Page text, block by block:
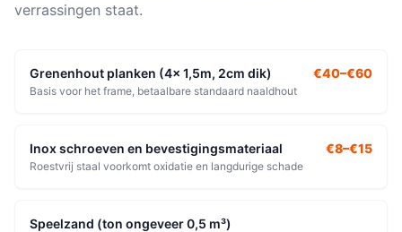
verrassingen staat.
Grenenhout planken (4x 1,5m, 2cm dik)
Basis voor het frame, betaalbare standaard naaldhout
€40–€60
Inox schroeven en bevestigingsmateriaal
Roestvrij staal voorkomt oxidatie en langdurige schade
€8–€15
Speelzand (ton ongeveer 0,5 m³)